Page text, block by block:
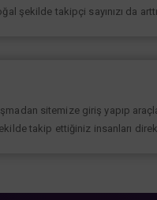
şekilde takipçi sayınızı da
sitemize giriş yapıp
takip ettiğiniz insanları